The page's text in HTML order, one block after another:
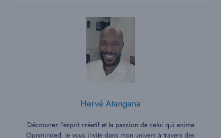
Hervé Atangana
Découvrez l’esprit créatif et la passion de celui qui anime
Opnminded. Je vous invite dans mon univers à travers des